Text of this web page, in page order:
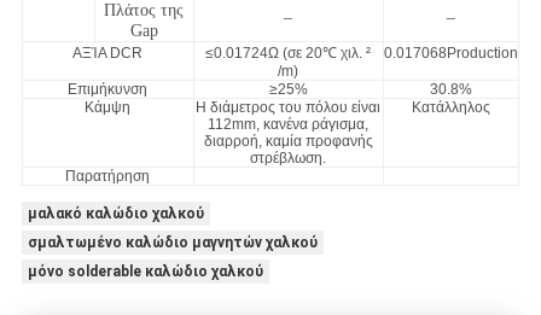
Πλάτος της
Gap
ΑΞΊΑ DCR
≤0.01724Ω (σε 20℃ χιλ. ²
/m)
0.017068Production
Επιμήκυνση ≥25%
30.8%
Κάμψη
Η διάμετρος του πόλου είναι
112mm, κανένα ράγισμα,
διαρροή, καμία προφανής
στρέβλωση.
Κατάλληλος
Παρατήρηση
μαλακό καλώδιο χαλκού
σμαλτωμένο καλώδιο μαγνητών χαλκού
μόνο solderable καλώδιο χαλκού